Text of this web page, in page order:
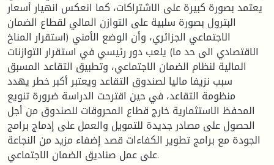
يعتمد بصورة كبيرة على الاشتراكات، كما انعكس انهيار أسعار
البترول بصورة سلبية على التوازن المالي لقطاع الضمان
الاجتماعي الجزائري، وأن الوضع الأمني (استقرار المناخ
الاقتصادي الى حد ما) يلعب دور رئيسي في استقرار التوازنات
المالية لنظام الضمان الاجتماعي، وتطبيق التقاعد المسبق
سبب نزيفا ماليا لصندوق التقاعد ويعتبر أكبر خطر يهدد
منظومة التقاعد، في حين اقترحت الدراسة ضرورة تنويع
المحفظ الاستثمارية خارج قطاع المحروقات للصندوق من أجل
الحصول على مصادر جديدة للتمويل والعمل على إدماج برامج
الجودة مع برامج تطوير الكفاءات قصد إضفاء مزيد من النجاعة
على عمل صناديق الضمان الاجتماعي.